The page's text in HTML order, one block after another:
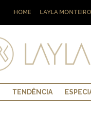
HOME LAYLA MONTEIRO
TENDÊNCIA